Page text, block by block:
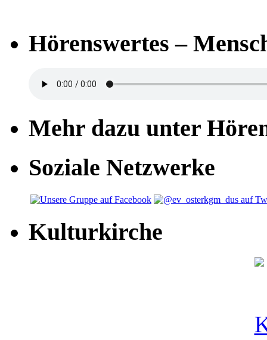
Hörenswertes –
Mehr dazu unter
Soziale Netzwerke
Kulturkirche